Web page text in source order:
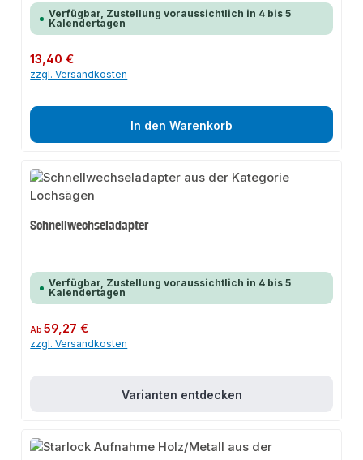
Verfügbar, Zustellung voraussichtlich in 4 bis 5
Kalendertagen
Regulärer Preis:
13,40 €
zzgl. Versandkosten
In den Warenkorb
Schnellwechseladapter
Verfügbar, Zustellung voraussichtlich in 4 bis 5
Kalendertagen
Regulärer Preis:
Ab59,27 €
zzgl. Versandkosten
Varianten entdecken